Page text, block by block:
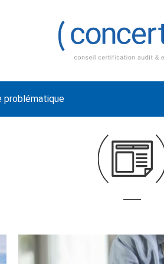
problématique